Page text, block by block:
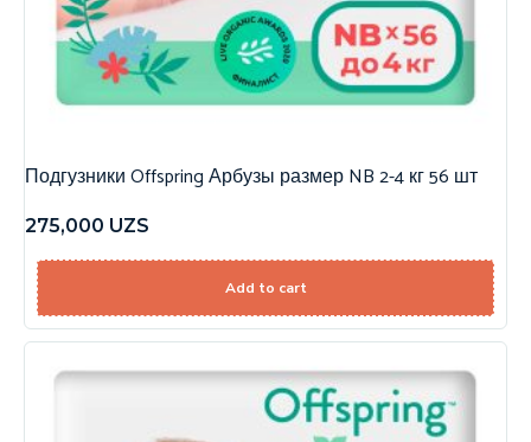
Подгузники Offspring Арбузы размер NB 2-4 кг 56 шт
275,000 UZS
Add to cart